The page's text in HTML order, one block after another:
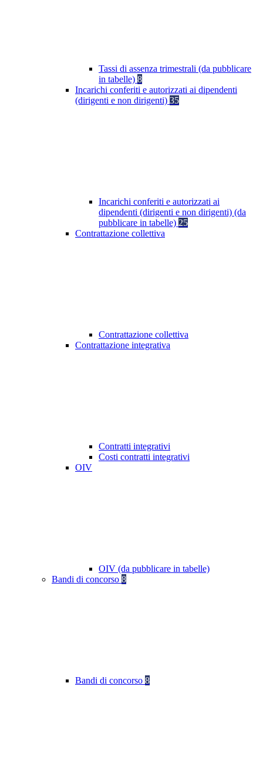
Tassi di assenza trimestrali (da pubblicare
in tabelle) 8
Incarichi conferiti e autorizzati ai dipendenti
(dirigenti e non dirigenti) 35
Incarichi conferiti e autorizzati ai
dipendenti (dirigenti e non dirigenti) (da
pubblicare in tabelle) 25
Contrattazione collettiva
Contrattazione collettiva
Contrattazione integrativa
Contratti integrativi
Costi contratti integrativi
OIV
OIV (da pubblicare in tabelle)
Bandi di concorso 8
Bandi di concorso 8